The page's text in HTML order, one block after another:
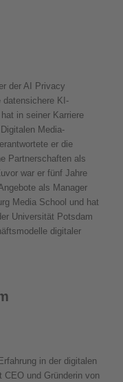
der AI Privacy
datensichere KI-
in seiner Karriere
Media-
er die
Partnerschaften als
war er fünf Jahre
als Manager
Media School und hat
Universität Potsdam
digitaler
in der digitalen
und Gründerin von